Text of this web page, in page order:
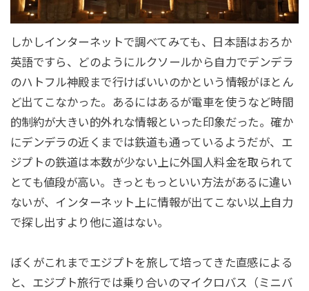
しかしインターネットで調べてみても、日本語はおろか
英語ですら、どのようにルクソールから自力でデンデラ
のハトフル神殿まで行けばいいのかという情報がほとん
ど出てこなかった。あるにはあるが電車を使うなど時間
的制約が大きい的外れな情報といった印象だった。確か
にデンデラの近くまでは鉄道も通っているようだが、エ
ジプトの鉄道は本数が少ない上に外国人料金を取られて
とても値段が高い。きっともっといい方法があるに違い
ないが、インターネット上に情報が出てこない以上自力
で探し出すより他に道はない。
ぼくがこれまでエジプトを旅して培ってきた直感による
と、エジプト旅行では乗り合いのマイクロバス（ミニバ